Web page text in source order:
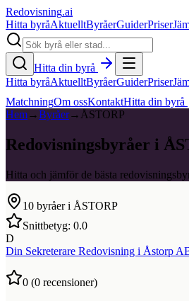
Redovisning.ai
Hitta byråAktuelltByråerGuiderPriser
Hitta din byrå
Hitta byråAktuelltByråerGuiderPriser
MatchningOm ossKontaktHitta din byrå
Hem→Byråer→ ÅSTORP
Redovisningsbyråer i
Hitta och jämför de bästa
10 byråer i ÅSTORP
Snittbetyg: 0.0
D
Din Sekreterare Redovisning i Åstorp
0 (0 recensioner)